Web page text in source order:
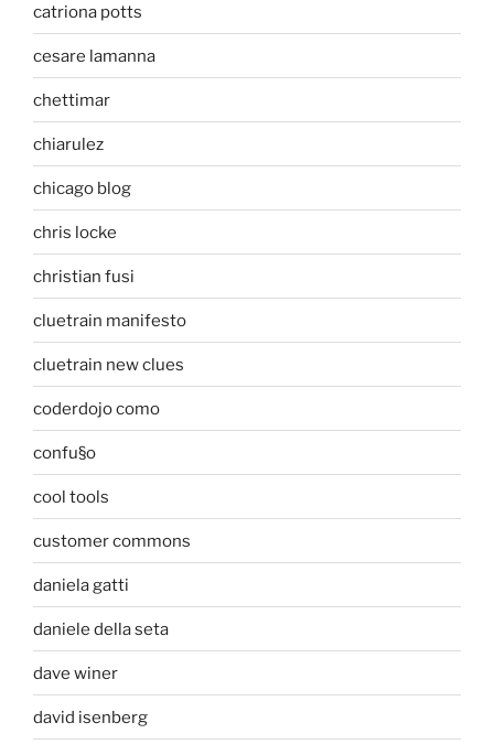
catriona potts
cesare lamanna
chettimar
chiarulez
chicago blog
chris locke
christian fusi
cluetrain manifesto
cluetrain new clues
coderdojo como
confu§o
cool tools
customer commons
daniela gatti
daniele della seta
dave winer
david isenberg